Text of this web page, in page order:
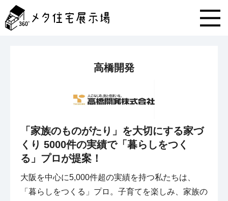
タ
住
高橋開発
「家族のものがたり」を大切にする家づ
くり 5000件の実績で「暮らしをつく
る」プロが提案！
大阪を中心に5,000件超の実績を持つ私たちは、
「暮らしをつくる」プロ。子育てを楽しみ、家族の